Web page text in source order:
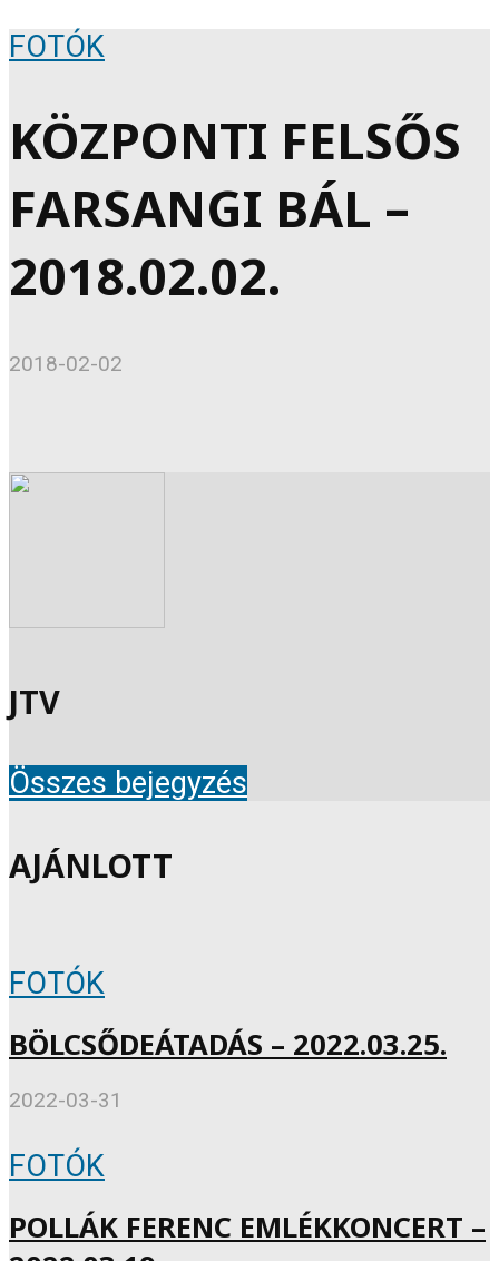
FOTÓK
KÖZPONTI FELSŐS
FARSANGI BÁL –
2018.02.02.
2018-02-02
JTV
Összes bejegyzés
AJÁNLOTT
FOTÓK
BÖLCSŐDEÁTADÁS – 2022.03.25.
2022-03-31
FOTÓK
POLLÁK FERENC EMLÉKKONCERT –